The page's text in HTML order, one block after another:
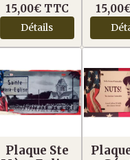
15,00€ TTC
Détails
Plaque Ste